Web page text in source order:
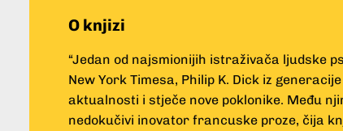
O knjizi
“Jedan od najsmionijih istraživača ljudske
New York Timesa, Philip K. Dick iz
aktualnosti i stječe nove poklonike. Među
nedokučivi inovator francuske proze, čija